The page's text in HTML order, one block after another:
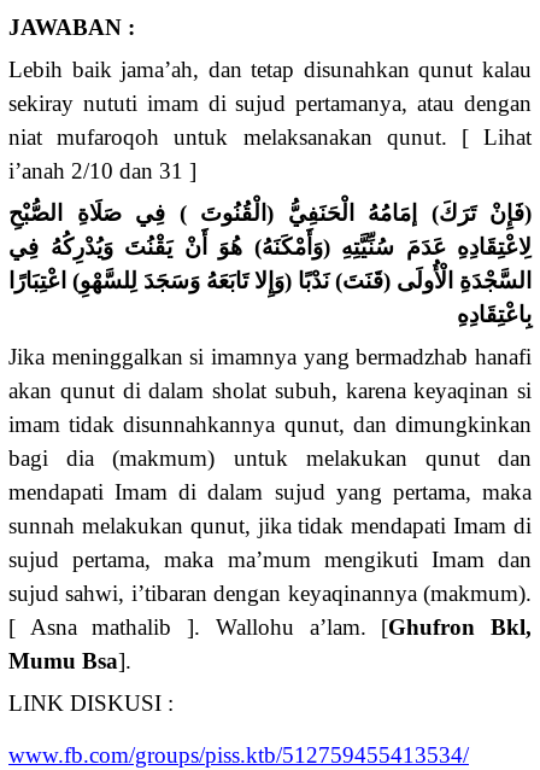
JAWABAN :
Lebih baik jama’ah, dan tetap disunahkan qunut kalau
sekiray nututi imam di sujud pertamanya, atau dengan
niat mufaroqoh untuk melaksanakan qunut. [ Lihat
i’anah 2/10 dan 31 ]
(فَإِنْ تَرَكَ) إمَامُهُ الْحَنَفِيُّ (الْقُنُوتَ ) فِي صَلَاةِ الصُّبْحِ
لِاعْتِقَادِهِ عَدَمَ سُنِّيَّتِهِ (وَأَمْكَنَهُ) هُوَ أَنْ يَقْنُتَ وَيُدْرِكُهُ فِي
السَّجْدَةِ الْأُولَى (قَنَتَ) نَدْبًا (وَإِلا تَابَعَهُ وَسَجَدَ لِلسَّهْوِ) اعْتِبَارًا
بِاعْتِقَادِهِ
Jika meninggalkan si imamnya yang bermadzhab hanafi
akan qunut di dalam sholat subuh, karena keyaqinan si
imam tidak disunnahkannya qunut, dan dimungkinkan
bagi dia (makmum) untuk melakukan qunut dan
mendapati Imam di dalam sujud yang pertama, maka
sunnah melakukan qunut, jika tidak mendapati Imam di
sujud pertama, maka ma’mum mengikuti Imam dan
sujud sahwi, i’tibaran dengan keyaqinannya (makmum).
[ Asna mathalib ]. Wallohu a’lam. [Ghufron Bkl,
Mumu Bsa].
LINK DISKUSI :
www.fb.com/groups/piss.ktb/512759455413534/